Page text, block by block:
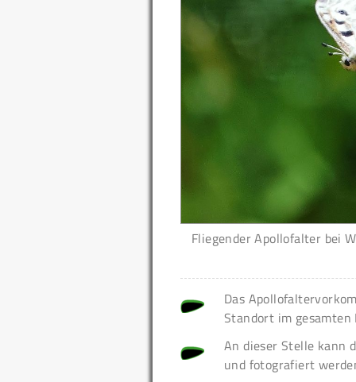
Fliegender Apollofalter bei
Das
Standort im
An dieser Stelle kann
und fotografiert